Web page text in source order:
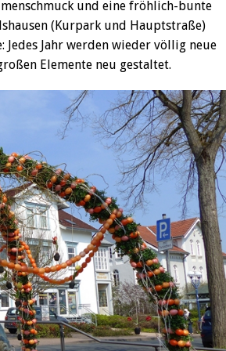
und eine fröhlich-bunte
(Kurpark und Hauptstraße)
Jedes Jahr werden wieder völlig neue
Elemente neu gestaltet.